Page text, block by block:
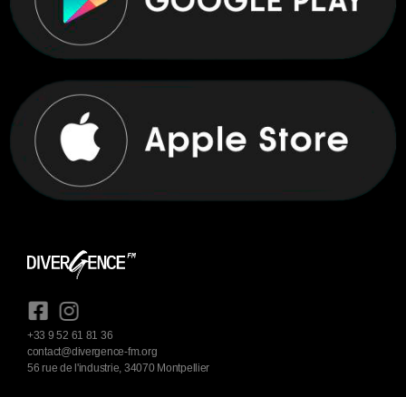
+33 9 52 61 81 36
contact@divergence-fm.org
56 rue de l'industrie, 34070 Montpellier